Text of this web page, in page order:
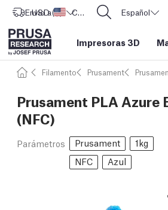
Envío a Estados Unidos
USD ($) CORE One L: ¡Ya disponible! Español
Impresoras 3D
Filamento Prusament
Prusament PLA Azure
(NFC)
Parámetros Prusament
1kg
NFC
Azul